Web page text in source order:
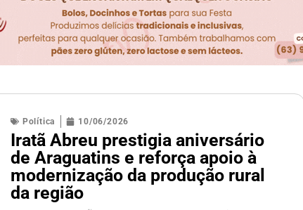
Política 10/06/2026
Iratã Abreu prestigia aniversário
de Araguatins e reforça apoio à
modernização da produção rural
da região